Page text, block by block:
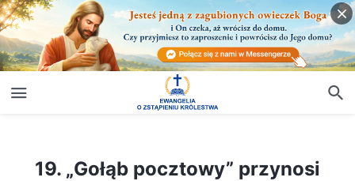
19. „Gołąb pocztowy” przynosi przełomowe wieści
19. „Gołąb pocztowy” przynosi